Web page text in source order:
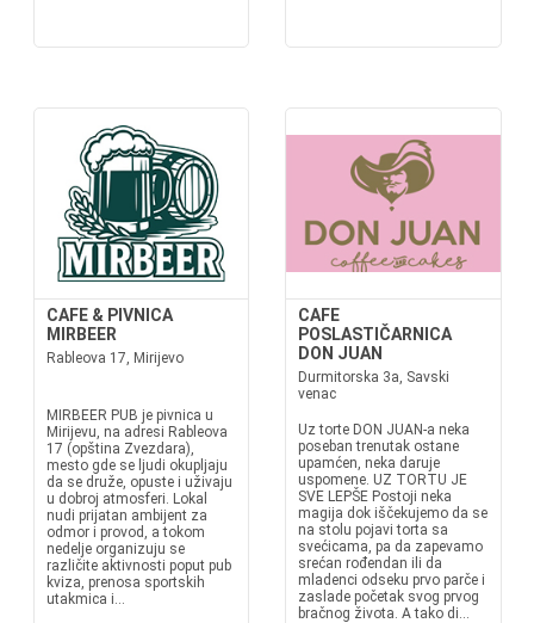
CAFE & PIVNICA
MIRBEER
Rableova 17, Mirijevo
MIRBEER PUB je pivnica u
Mirijevu, na adresi Rableova
17 (opština Zvezdara),
mesto gde se ljudi okupljaju
da se druže, opuste i uživaju
u dobroj atmosferi. Lokal
nudi prijatan ambijent za
odmor i provod, a tokom
nedelje organizuju se
različite aktivnosti poput pub
kviza, prenosa sportskih
utakmica i...
CAFE
POSLASTIČARNICA
DON JUAN
Durmitorska 3a, Savski
venac
Uz torte DON JUAN-a neka
poseban trenutak ostane
upamćen, neka daruje
uspomene. UZ TORTU JE
SVE LEPŠE Postoji neka
magija dok iščekujemo da se
na stolu pojavi torta sa
svećicama, pa da zapevamo
srećan rođendan ili da
mladenci odseku prvo parče i
zaslade početak svog prvog
bračnog života. A tako di...